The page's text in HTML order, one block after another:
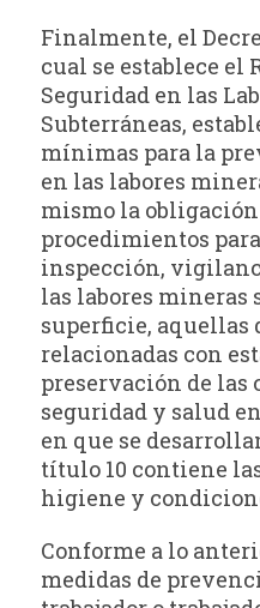
Finalmente, el
cual se establece el
Seguridad en las
Subterráneas,
mínimas para la
en las labores
mismo la obligación
procedimientos
inspección,
las labores mineras
superficie, aquellas
relacionadas con
preservación de las
seguridad y salud
en que se
título 10 contiene
higiene y
Conforme a lo
medidas de